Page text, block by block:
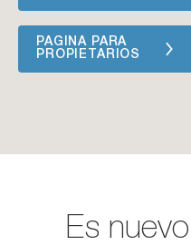
PAGINA PARA
PROPIETARIOS
Es